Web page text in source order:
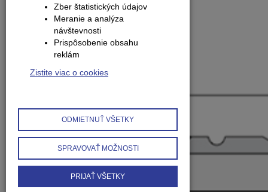
Zber štatistických údajov
Meranie a analýza
návštevnosti
Prispôsobenie obsahu
reklám
Zistite viac o cookies
ODMIETNUŤ VŠETKY
SPRAVOVAŤ MOŽNOSTI
PRIJAŤ VŠETKY